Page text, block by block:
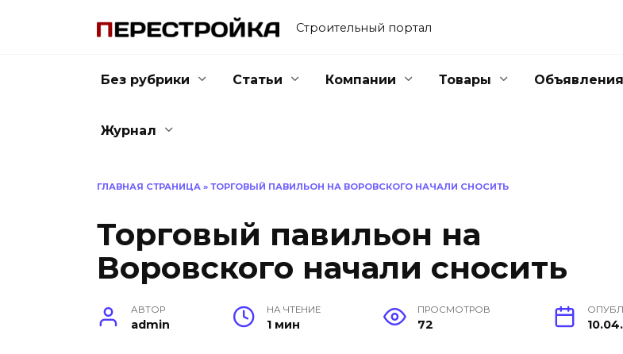
Строительный портал
Без рубрики Статьи Компании Товары Объявления
Журнал
ГЛАВНАЯ СТРАНИЦА » ТОРГОВЫЙ ПАВИЛЬОН НА ВОРОВСКОГО НАЧАЛИ СНОСИТЬ
Торговый павильон на
Воровского начали сносить
АВТОР
admin
НА ЧТЕНИЕ
1 мин
ПРОСМОТРОВ
72